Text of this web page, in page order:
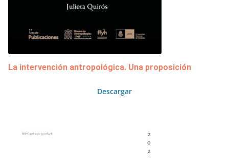
La intervención antropológica. Una proposición
Descargar